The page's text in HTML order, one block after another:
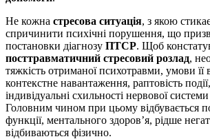
Не кожна стресова ситуація, з якою
спричинити психічні порушення, що
постановки діагнозу ПТСР. Щоб
посттравматичний стресовий розлад,
тяжкість отриманої психотравми, умови
контекстне навантаження, раптовість
індивідуальні схильності нервової
Головним чином при цьому відбувається
функції, ментального здоров’я, рідше
відбиваються фізично.